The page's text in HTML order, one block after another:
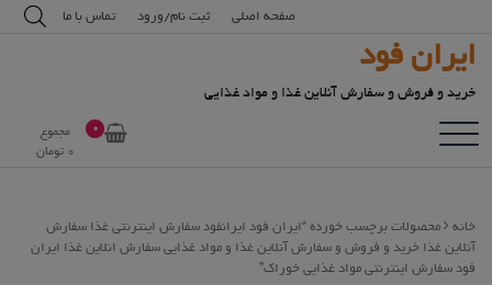
محتوا
صفحه اصلی ثبت نام/ورود تماس با ما
ایران فود
خرید و فروش و سفارش آنلاین غذا و مواد غذایی
0
مجموع
0 تومان
خانه
محصولات برچسب خورده “ایران فود ایرانفود سفارش اینترنتی غذا سفارش
آنلاین غذا خرید و فروش و سفارش آنلاین غذا و مواد غذایی سفارش انلاین غذا ایران
فود سفارش اینترنتی مواد غذایی خوراک”
modal-check